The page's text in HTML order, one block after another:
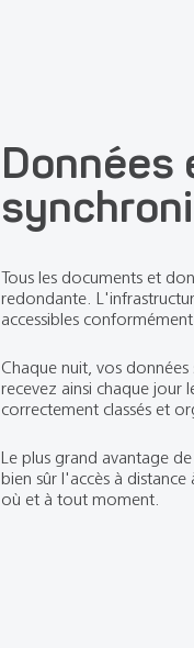
Données
Tous les documents et
redondante.
accessibles
Chaque nuit, vos données
recevez ainsi chaque jour
correctement classés et
Le plus grand avantage
bien sûr l'accès à
où et à tout moment.